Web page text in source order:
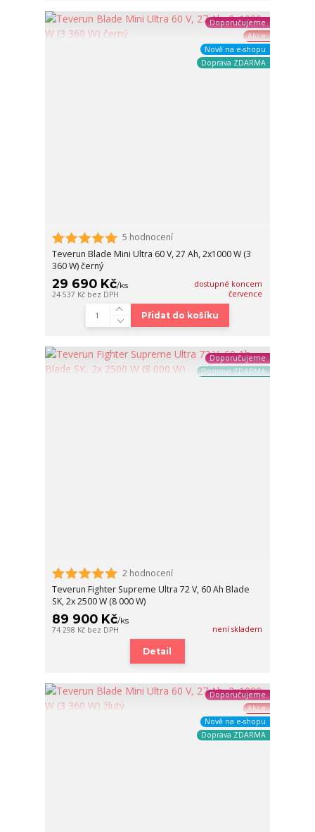
Doporučujeme
Akce
Nově na e-shopu
Doprava ZDARMA
5 hodnocení
Teverun Blade Mini Ultra 60 V, 27 Ah, 2x1000 W (3
360 W) černý
29 690 Kč/ks
24 537 Kč bez DPH
dostupné koncem
července
Přidat do košíku
Doporučujeme
Doprava ZDARMA
2 hodnocení
Teverun Fighter Supreme Ultra 72 V, 60 Ah Blade
SK, 2x 2500 W (8 000 W)
89 900 Kč/ks
74 298 Kč bez DPH není skladem
Detail
Doporučujeme
Akce
Nově na e-shopu
Doprava ZDARMA